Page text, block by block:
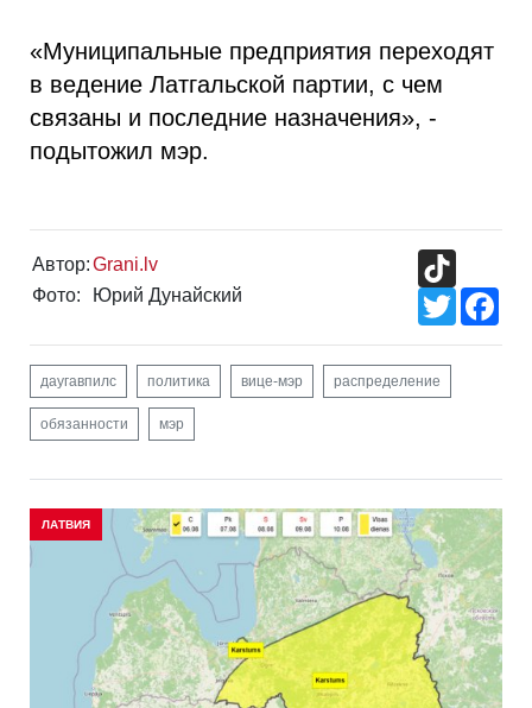
«Муниципальные предприятия переходят
в ведение Латгальской партии, с чем
связаны и последние назначения», -
подытожил мэр.
Автор:Grani.lv
Фото:
Юрий Дунайский
Twitter
даугавпилс политика вице-мэр распределение
обязанности мэр
ЛАТВИЯ